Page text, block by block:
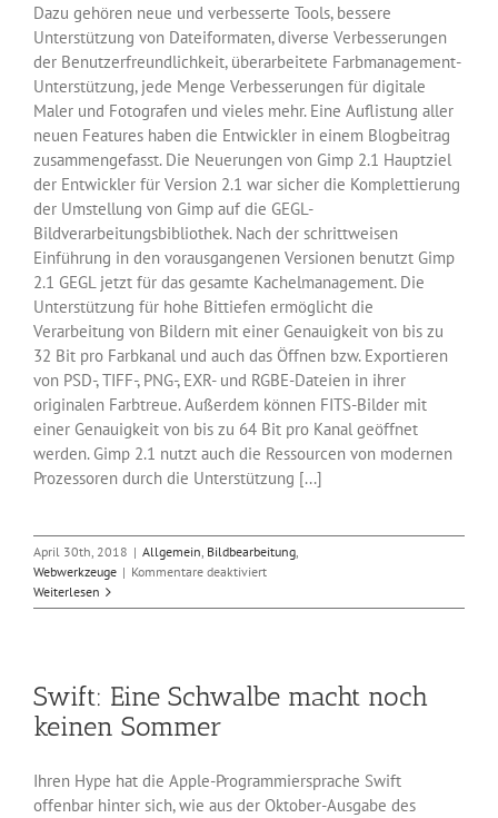
Dazu gehören neue und verbesserte Tools, bessere
Unterstützung von Dateiformaten, diverse Verbesserungen
der Benutzerfreundlichkeit, überarbeitete Farbmanagement-
Unterstützung, jede Menge Verbesserungen für digitale
Maler und Fotografen und vieles mehr. Eine Auflistung aller
neuen Features haben die Entwickler in einem Blogbeitrag
zusammengefasst. Die Neuerungen von Gimp 2.1 Hauptziel
der Entwickler für Version 2.1 war sicher die Komplettierung
der Umstellung von Gimp auf die GEGL-
Bildverarbeitungsbibliothek. Nach der schrittweisen
Einführung in den vorausgangenen Versionen benutzt Gimp
2.1 GEGL jetzt für das gesamte Kachelmanagement. Die
Unterstützung für hohe Bittiefen ermöglicht die
Verarbeitung von Bildern mit einer Genauigkeit von bis zu
32 Bit pro Farbkanal und auch das Öffnen bzw. Exportieren
von PSD-, TIFF-, PNG-, EXR- und RGBE-Dateien in ihrer
originalen Farbtreue. Außerdem können FITS-Bilder mit
einer Genauigkeit von bis zu 64 Bit pro Kanal geöffnet
werden. Gimp 2.1 nutzt auch die Ressourcen von modernen
Prozessoren durch die Unterstützung [...]
April 30th, 2018 | Allgemein, Bildbearbeitung,
Webwerkzeuge | Kommentare deaktiviertfür
freie
ist
fertig
Weiterlesen
Swift: Eine Schwalbe macht noch
keinen Sommer
Ihren Hype hat die Apple-Programmiersprache Swift
offenbar hinter sich, wie aus der Oktober-Ausgabe des